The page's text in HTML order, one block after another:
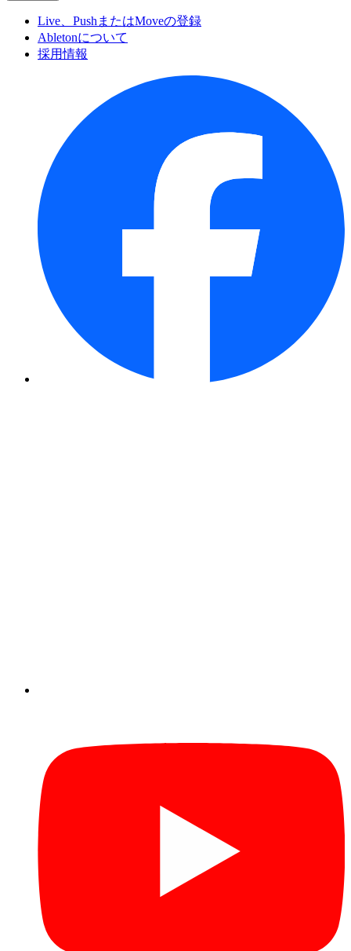
Live、PushまたはMoveの登録
Abletonについて
採用情報